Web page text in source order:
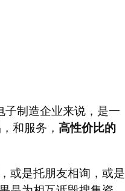
子制造企业来说，是一
和服务， 高性价比的
或是托朋友相询，或是